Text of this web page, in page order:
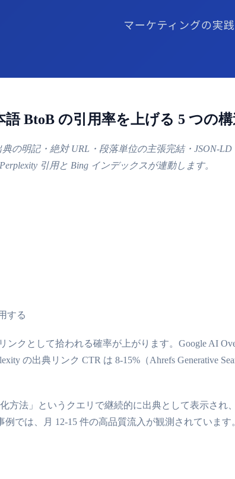
BtoB の引用率を上げる 5 つの
の明記・絶対 URL・段落単位の主張完結・JSON-LD
引用と Bing インデックスが連動します。
する
クとして拾われる確率が上がります。Google AI
の出典リンク CTR は 8-15%（Ahrefs Generative
方法」というクエリで継続的に出典として表示され
では、月 12-15 件の高品質流入が観測されています